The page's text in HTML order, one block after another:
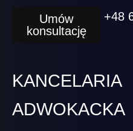
Umów
konsultację
+48
KANCELARIA
ADWOKACKA